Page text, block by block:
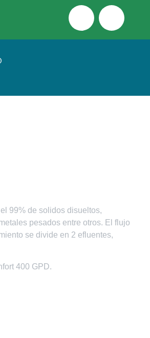
99% de solidos disueltos,
pesados entre otros. El flujo
se divide en 2 efluentes,
400 GPD.